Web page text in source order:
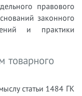
правового
законного
и практики
товарного
статьи 1484 ГК